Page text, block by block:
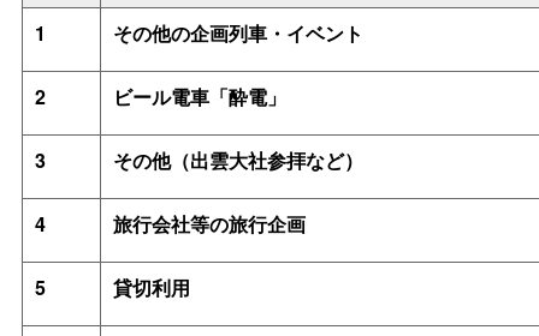
1 その他の企画列車・イベント
2 ビール電車「酔電」
3 その他（出雲大社参拝など）
4 旅行会社等の旅行企画
5 貸切利用